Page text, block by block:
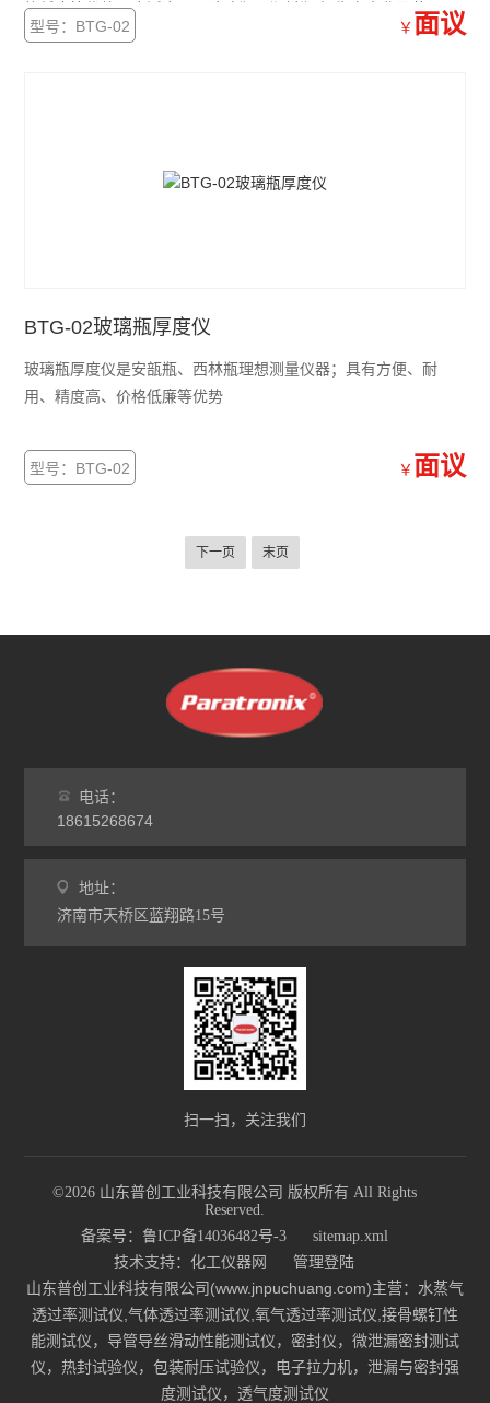
格低廉等优势。广泛应用于玻璃瓶、塑料瓶/桶生产企业及药 品、
保健品、化妆品、饮料、食用油、酒类生产企业。
型号：BTG-02 ￥ 面议
BTG-02玻璃瓶厚度仪
玻璃瓶厚度仪是安瓿瓶、西林瓶理想测量仪器；具有方便、耐
用、精度高、价格低廉等优势
型号：BTG-02 ￥ 面议
下一页 末页
电话：
18615268674
地址：
济南市天桥区蓝翔路15号
扫一扫，关注我们
©2026 山东普创工业科技有限公司 版权所有 All Rights
Reserved.
备案号：鲁ICP备14036482号-3
sitemap.xml
技术支持： 化工仪器网 管理登陆
山东普创工业科技有限公司(www.jnpuchuang.com)主营：水蒸气
透过率测试仪,气体透过率测试仪,氧气透过率测试仪,接骨螺钉性
能测试仪，导管导丝滑动性能测试仪，密封仪，微泄漏密封测试
仪，热封试验仪，包装耐压试验仪，电子拉力机，泄漏与密封强
度测试仪，透气度测试仪